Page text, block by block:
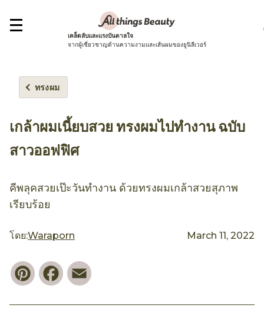
เคล็ดลับและแรงบันดาลใจ
จากผู้เชี่ยวชาญด้านความงามและเส้นผมของยูนิลีเวอร์
ทรงผม
เกล้าผมเนี้ยบสวย ทรงผมไปทำงาน ฉบับ
สาวออฟฟิศ
คีพลุคสวยเป๊ะวันทำงาน ด้วยทรงผมเกล้าสวยสุภาพ
เรียบร้อย
โดย:Waraporn March 11, 2022
PinterestFacebook